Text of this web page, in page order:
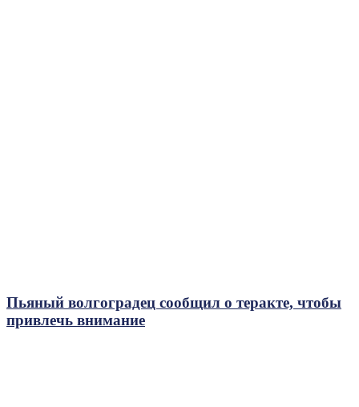
Пьяный волгоградец сообщил о теракте, чтобы
привлечь внимание